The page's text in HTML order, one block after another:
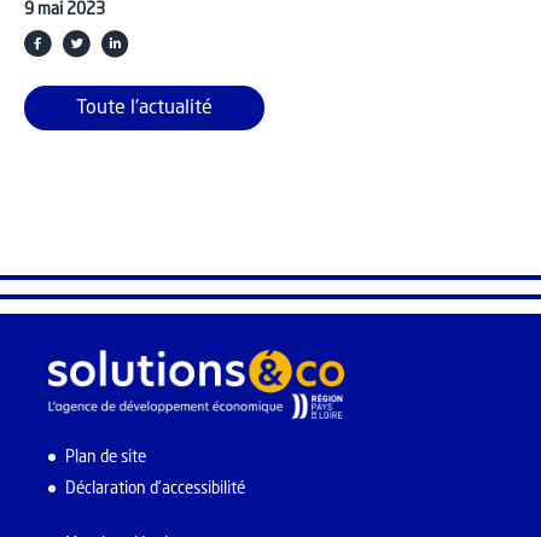
9 mai 2023
Toute l'actualité
Plan de site
Déclaration d’accessibilité